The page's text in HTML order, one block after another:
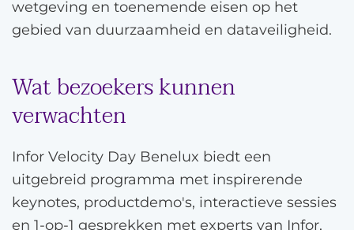
wetgeving en toenemende eisen op het
gebied van duurzaamheid en dataveiligheid.
Wat bezoekers kunnen
verwachten
Infor Velocity Day Benelux biedt een
uitgebreid programma met inspirerende
keynotes, productdemo's, interactieve sessies
en 1-op-1 gesprekken met experts van Infor,